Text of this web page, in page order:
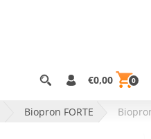
€0,00 0
Biopron FORTE